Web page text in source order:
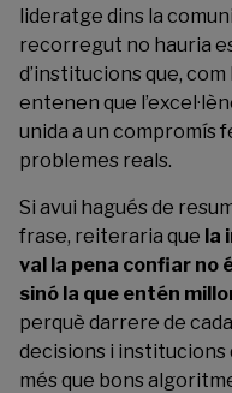
lideratge dins la
recorregut no hauria
d’institucions que,
entenen que
unida a un compromís
problemes reals.
Si avui hagués de
frase, reiteraria que la
val la pena confiar no
sinó la que entén
perquè darrere de
decisions i institucions
més que bons